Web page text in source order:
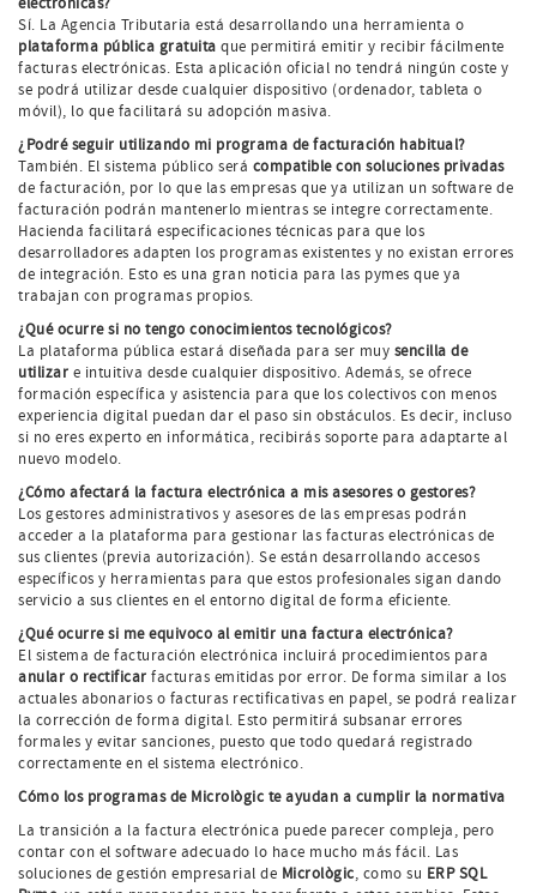
Sí. La Agencia Tributaria está desarrollando una herramienta o
plataforma pública gratuita que permitirá emitir y recibir fácilmente
facturas electrónicas. Esta aplicación oficial no tendrá ningún coste y
se podrá utilizar desde cualquier dispositivo (ordenador, tableta o
móvil), lo que facilitará su adopción masiva.
¿Podré seguir utilizando mi programa de facturación habitual?
También. El sistema público será compatible con soluciones privadas
de facturación, por lo que las empresas que ya utilizan un software de
facturación podrán mantenerlo mientras se integre correctamente.
Hacienda facilitará especificaciones técnicas para que los
desarrolladores adapten los programas existentes y no existan errores
de integración. Esto es una gran noticia para las pymes que ya
trabajan con programas propios.
¿Qué ocurre si no tengo conocimientos tecnológicos?
La plataforma pública estará diseñada para ser muy sencilla de
utilizar e intuitiva desde cualquier dispositivo. Además, se ofrece
formación específica y asistencia para que los colectivos con menos
experiencia digital puedan dar el paso sin obstáculos. Es decir, incluso
si no eres experto en informática, recibirás soporte para adaptarte al
nuevo modelo.
¿Cómo afectará la factura electrónica a mis asesores o gestores?
Los gestores administrativos y asesores de las empresas podrán
acceder a la plataforma para gestionar las facturas electrónicas de
sus clientes (previa autorización). Se están desarrollando accesos
específicos y herramientas para que estos profesionales sigan dando
servicio a sus clientes en el entorno digital de forma eficiente.
¿Qué ocurre si me equivoco al emitir una factura electrónica?
El sistema de facturación electrónica incluirá procedimientos para
anular o rectificar facturas emitidas por error. De forma similar a los
actuales abonarios o facturas rectificativas en papel, se podrá realizar
la corrección de forma digital. Esto permitirá subsanar errores
formales y evitar sanciones, puesto que todo quedará registrado
correctamente en el sistema electrónico.
Cómo los programas de Micrològic te ayudan a cumplir la normativa
La transición a la factura electrónica puede parecer compleja, pero
contar con el software adecuado lo hace mucho más fácil. Las
soluciones de gestión empresarial de Micrològic, como su ERP SQL